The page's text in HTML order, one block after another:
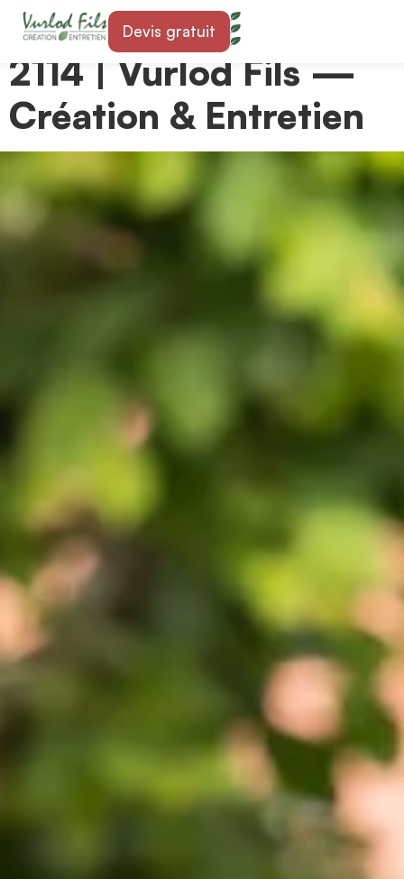
Devis gratuit
Paysagiste à Fleurier
2114 | Vurlod Fils —
Création & Entretien